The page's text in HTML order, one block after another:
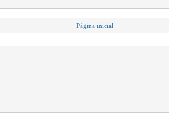
Página inicial